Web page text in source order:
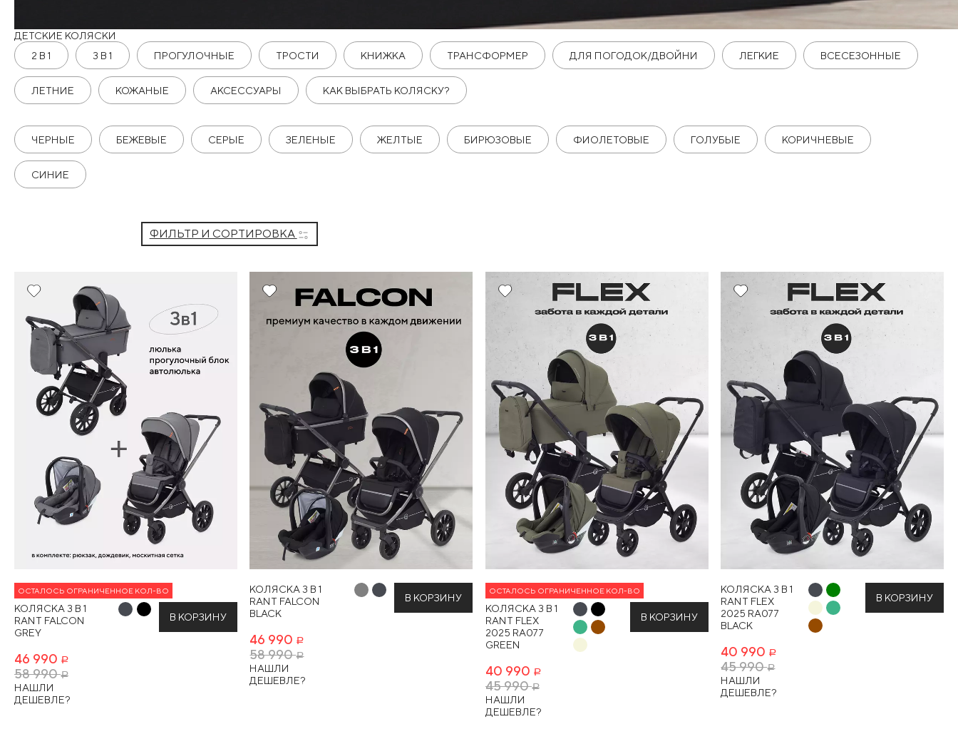
ДЕТСКИЕ КОЛЯСКИ
2 В 1
3 В 1 ПРОГУЛОЧНЫЕ ТРОСТИ КНИЖКА ТРАНСФОРМЕР ДЛЯ ПОГОДОК/ДВОЙНИ ЛЕГКИЕ ВСЕСЕЗОННЫЕ
ЛЕТНИЕ КОЖАНЫЕ АКСЕССУАРЫ КАК ВЫБРАТЬ КОЛЯСКУ?
ЧЕРНЫЕ БЕЖЕВЫЕ СЕРЫЕ ЗЕЛЕНЫЕ ЖЕЛТЫЕ БИРЮЗОВЫЕ ФИОЛЕТОВЫЕ ГОЛУБЫЕ КОРИЧНЕВЫЕ
СИНИЕ
ФИЛЬТР И СОРТИРОВКА
20% Хит
ОСТАЛОСЬ ОГРАНИЧЕННОЕ КОЛ-ВО
КОЛЯСКА 3 В 1
RANT FALCON
GREY
46 990 Р
58 990Р
НАШЛИ
ДЕШЕВЛЕ?
В КОРЗИНУ
20% Хит
КОЛЯСКА 3 В 1
RANT FALCON
BLACK
46 990 Р
58 990Р
НАШЛИ
ДЕШЕВЛЕ?
В КОРЗИНУ
10%
ОСТАЛОСЬ ОГРАНИЧЕННОЕ КОЛ-ВО
КОЛЯСКА 3 В 1
RANT FLEX
2025 RA077
GREEN
40 990 Р
45 990Р
НАШЛИ
ДЕШЕВЛЕ?
В КОРЗИНУ
10%
КОЛЯСКА 3 В 1
RANT FLEX
2025 RA077
BLACK
40 990 Р
45 990Р
НАШЛИ
ДЕШЕВЛЕ?
В КОРЗИНУ